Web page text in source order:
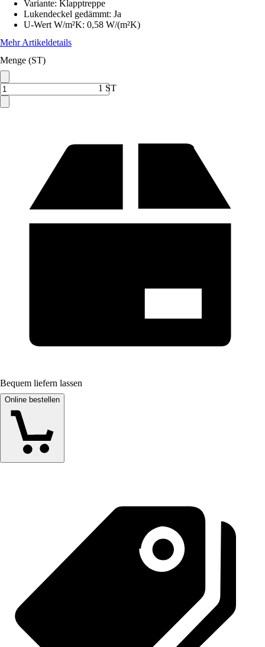
Variante: Klapptreppe
Lukendeckel gedämmt: Ja
U-Wert W/m²K: 0,58 W/(m²K)
Mehr Artikeldetails
Menge (ST)
1 ST
Bequem liefern lassen
Online bestellen